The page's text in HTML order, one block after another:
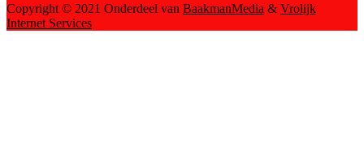
Copyright © 2021 Onderdeel van BaakmanMedia & Vrolijk
Internet Services